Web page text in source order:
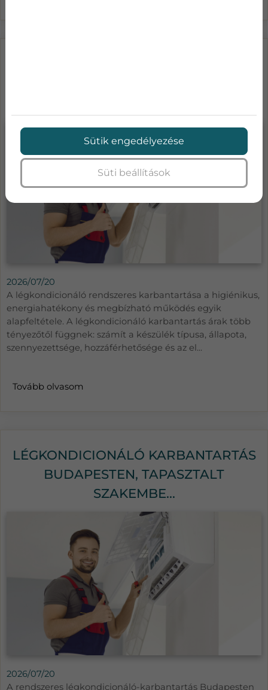
2026/07/20
A légkondicionáló rendszeres karbantartása a higiénikus,
energiahatékony és megbízható működés egyik
alapfeltétele. A légkondicionáló karbantartás árak több
tényezőtől függnek: számít a készülék típusa, állapota,
szennyezettsége, hozzáférhetősége és az el...
Tovább olvasom
LÉGKONDICIONÁLÓ KARBANTARTÁS
BUDAPESTEN, TAPASZTALT
SZAKEMBE...
2026/07/20
A rendszeres légkondicionáló-karbantartás Budapesten
Sütik engedélyezése
Süti beállítások